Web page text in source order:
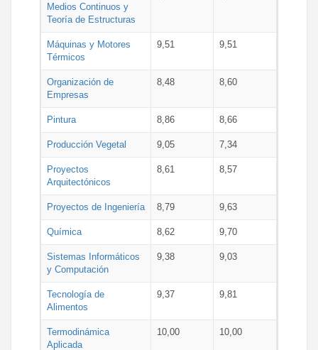
Medios Continuos y
Teoría de Estructuras
Máquinas y Motores
Térmicos
9,51 9,51
Organización de
Empresas
8,48 8,60
Pintura 8,86 8,66
Producción Vegetal 9,05 7,34
Proyectos
Arquitectónicos
8,61 8,57
Proyectos de Ingeniería 8,79 9,63
Química 8,62 9,70
Sistemas Informáticos
y Computación
9,38 9,03
Tecnología de
Alimentos
9,37 9,81
Termodinámica
Aplicada
10,00 10,00